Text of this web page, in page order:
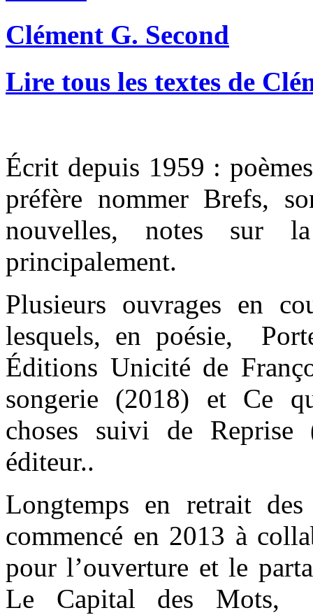
Clément G. Second
Lire tous les textes de
Écrit depuis 1959 :
préfère nommer Brefs,
nouvelles, notes sur
principalement.
Plusieurs ouvrages en
lesquels, en poésie,
Éditions Unicité de
songerie (2018) et Ce
choses suivi de
éditeur..
Longtemps en retrait
commencé en 2013 à
pour l’ouverture et le
Le Capital des Mots,